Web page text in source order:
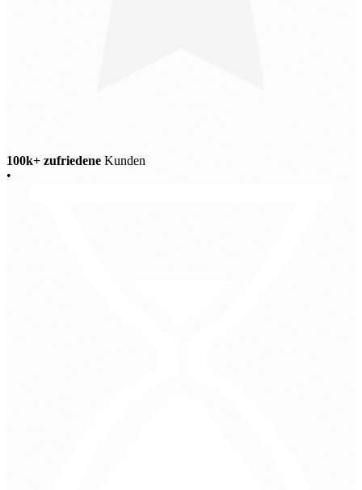
100k+ zufriedene Kunden
•